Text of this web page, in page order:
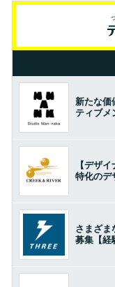
新たな価
ティブメ
【デザ
特化のデ
さまざま
募集【経